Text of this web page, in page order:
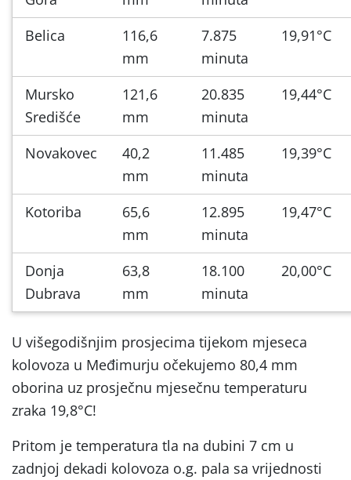
Belica
116,6
mm
7.875
minuta
19,91°C
Mursko
Središće
121,6
mm
20.835
minuta
19,44°C
Novakovec
40,2
mm
11.485
minuta
19,39°C
Kotoriba
65,6
mm
12.895
minuta
19,47°C
Donja
Dubrava
63,8
mm
18.100
minuta
20,00°C
U višegodišnjim prosjecima tijekom mjeseca
kolovoza u Međimurju očekujemo 80,4 mm
oborina uz prosječnu mjesečnu temperaturu
zraka 19,8°C!
Pritom je temperatura tla na dubini 7 cm u
zadnjoj dekadi kolovoza o.g. pala sa vrijednosti